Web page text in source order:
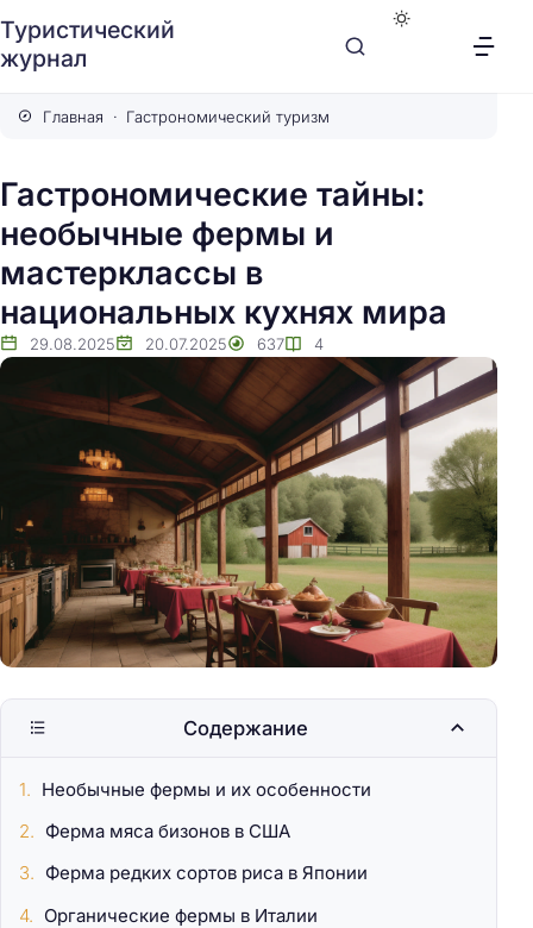
Туристический
журнал
Главная Гастрономический туризм
Гастрономические тайны:
необычные фермы и
мастерклассы в
национальных кухнях мира
29.08.2025 20.07.2025 637 4
Содержание
Необычные фермы и их особенности
Ферма мяса бизонов в США
Ферма редких сортов риса в Японии
Органические фермы в Италии